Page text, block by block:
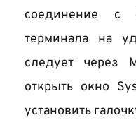
соединение с
терминала на
следует через
открыть окно
установить